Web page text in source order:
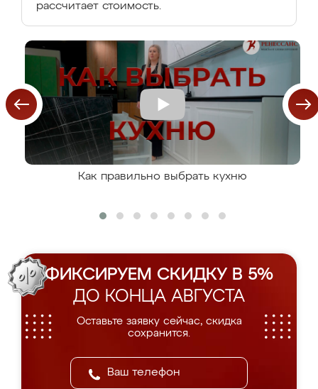
рассчитает стоимость.
Как правильно выбрать кухню
ФИКСИРУЕМ СКИДКУ В 5%
ДО КОНЦА АВГУСТА
Оставьте заявку сейчас, скидка
сохранится.